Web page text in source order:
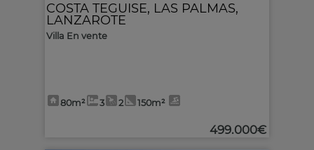
COSTA TEGUISE, LAS PALMAS,
LANZAROTE
Villa En vente
80m² 3 2 150m²
499.000€